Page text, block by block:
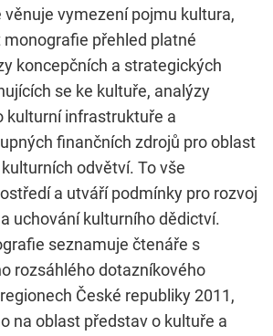
věnuje vymezení pojmu kultura,
monografie přehled platné
koncepčních a strategických
se ke kultuře, analýzy
kulturní infrastruktuře a
finančních zdrojů pro oblast
odvětví. To vše
a utváří podmínky pro rozvoj
uchování kulturního dědictví.
seznamuje čtenáře s
rozsáhlého dotazníkového
České republiky 2011,
na oblast představ o kultuře a